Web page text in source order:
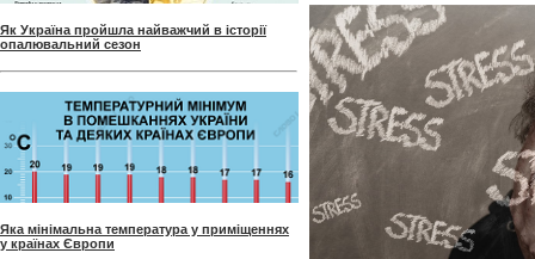
Як Україна пройшла найважчий в історії
опалювальний сезон
Яка мінімальна температура у приміщеннях
у країнах Європи